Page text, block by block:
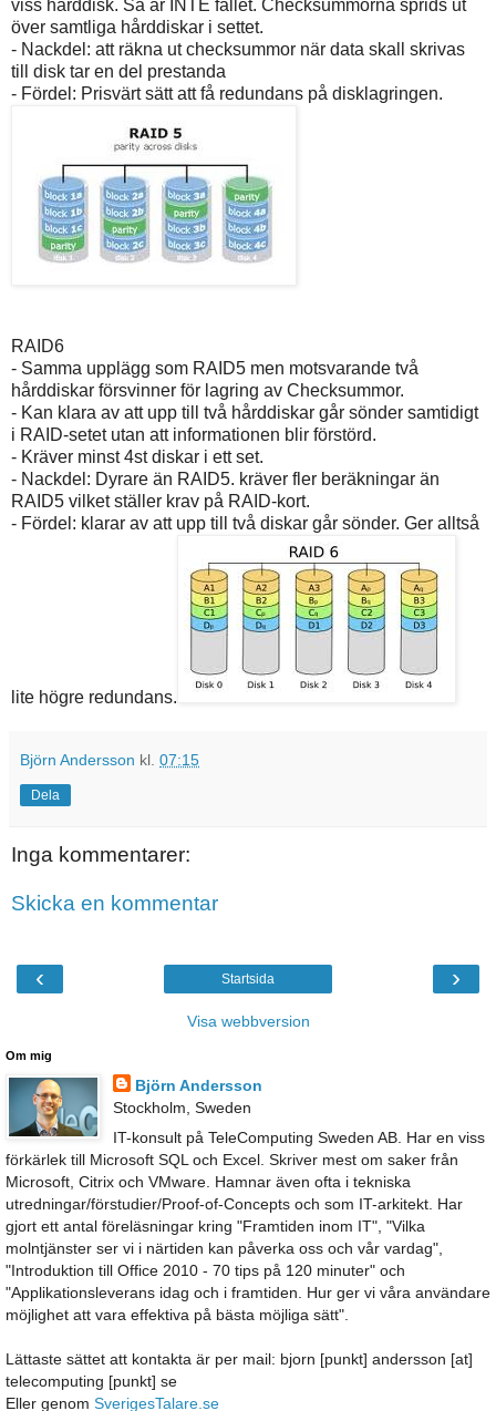
viss hårddisk. Så är INTE fallet. Checksummorna sprids ut
över samtliga hårddiskar i settet.
- Nackdel: att räkna ut checksummor när data skall skrivas
till disk tar en del prestanda
- Fördel: Prisvärt sätt att få redundans på disklagringen.
RAID6
- Samma upplägg som RAID5 men motsvarande två
hårddiskar försvinner för lagring av Checksummor.
- Kan klara av att upp till två hårddiskar går sönder samtidigt
i RAID-setet utan att informationen blir förstörd.
- Kräver minst 4st diskar i ett set.
- Nackdel: Dyrare än RAID5. kräver fler beräkningar än
RAID5 vilket ställer krav på RAID-kort.
- Fördel: klarar av att upp till två diskar går sönder. Ger alltså
lite högre redundans.
Björn Andersson kl. 07:15
Dela
Inga kommentarer:
Skicka en kommentar
‹ ›
Startsida
Visa webbversion
Om mig
Björn Andersson
Stockholm, Sweden
IT-konsult på TeleComputing Sweden AB. Har en viss
förkärlek till Microsoft SQL och Excel. Skriver mest om saker från
Microsoft, Citrix och VMware. Hamnar även ofta i tekniska
utredningar/förstudier/Proof-of-Concepts och som IT-arkitekt. Har
gjort ett antal föreläsningar kring "Framtiden inom IT", "Vilka
molntjänster ser vi i närtiden kan påverka oss och vår vardag",
"Introduktion till Office 2010 - 70 tips på 120 minuter" och
"Applikationsleverans idag och i framtiden. Hur ger vi våra användare
möjlighet att vara effektiva på bästa möjliga sätt".
Lättaste sättet att kontakta är per mail: bjorn [punkt] andersson [at]
telecomputing [punkt] se
Eller genom SverigesTalare.se